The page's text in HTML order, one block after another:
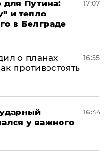
для Путина:
и тепло
в Белграде
17:07
о планах
противостоять
16:55
у важного
16:44